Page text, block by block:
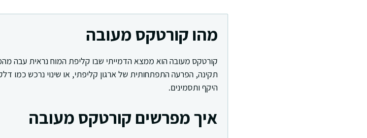
מהו קורטקס מעובה
קורטקס מעובה הוא ממצא הדמייתי שבו קליפת המוח נראית עבה
תקינה, הפרעה התפתחותית של ארגון קליפתי, או שינוי נרכש כמו
היקף ותסמינים.
איך מפרשים קורטקס מעובה